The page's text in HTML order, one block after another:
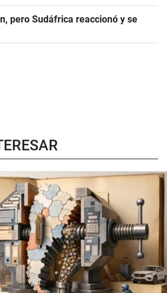
pero Sudáfrica reaccionó y se